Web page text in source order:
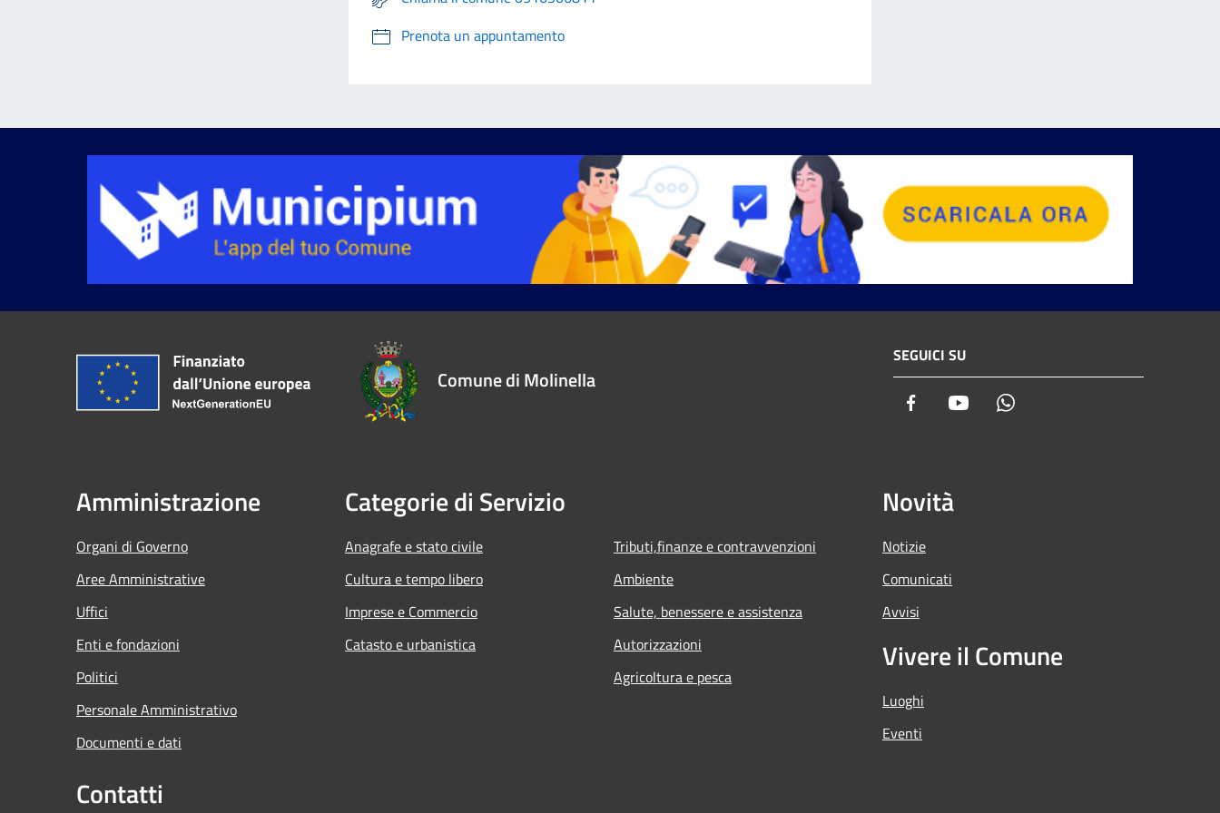
Prenota un appuntamento
Comune di Molinella
SEGUICI SU
Facebook Youtube
Amministrazione
Organi di Governo
Aree Amministrative
Uffici
Enti e fondazioni
Politici
Personale Amministrativo
Documenti e dati
Categorie di Servizio
Anagrafe e stato civile
Cultura e tempo libero
Imprese e Commercio
Catasto e urbanistica
Tributi,finanze e contravvenzioni
Ambiente
Salute, benessere e assistenza
Autorizzazioni
Agricoltura e pesca
Novità
Notizie
Comunicati
Avvisi
Vivere il Comune
Luoghi
Eventi
Contatti